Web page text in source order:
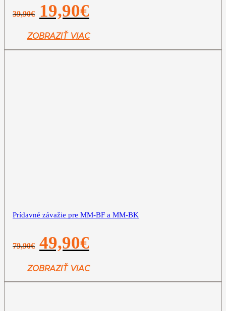
39,90€
Pôvodná
cena
39,90€.
19,90€
19,90€.
ZOBRAZIŤ VIAC
Prídavné závažie pre MM-BF a MM-BK
79,90€
Pôvodná
cena
79,90€.
49,90€
49,90€.
ZOBRAZIŤ VIAC